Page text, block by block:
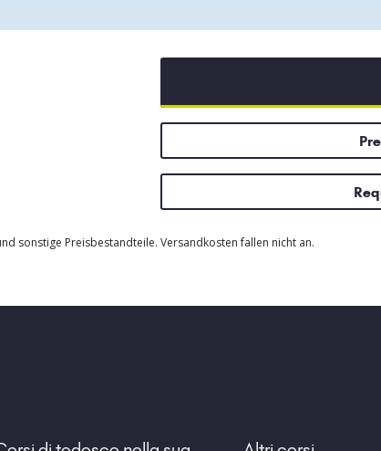
sonstige Preisbestandteile. Versandkosten fallen nicht an.